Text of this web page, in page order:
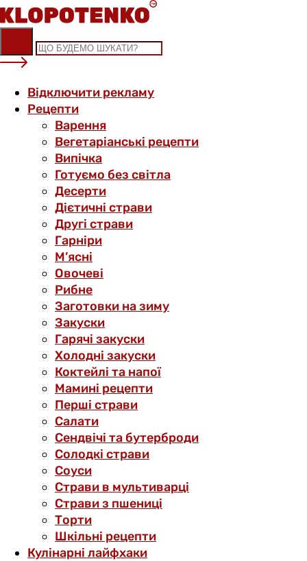
Skip
to
content
Відключити рекламу
Рецепти
Варення
Вегетаріанські рецепти
Випічка
Готуємо без світла
Десерти
Дієтичні страви
Другі страви
Гарніри
М’ясні
Овочеві
Рибне
Заготовки на зиму
Закуски
Гарячі закуски
Холодні закуски
Коктейлі та напої
Мамині рецепти
Перші страви
Салати
Сендвічі та бутерброди
Солодкі страви
Соуси
Страви в мультиварці
Страви з пшениці
Торти
Шкільні рецепти
Кулінарні лайфхаки